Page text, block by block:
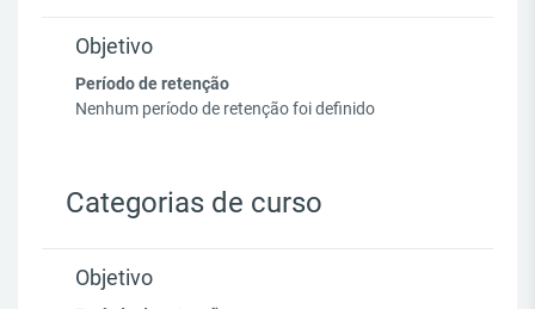
Objetivo
Período de retenção
Nenhum período de retenção foi definido
Categorias de curso
Objetivo